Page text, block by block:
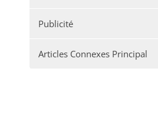
Publicité
Articles Connexes Principal